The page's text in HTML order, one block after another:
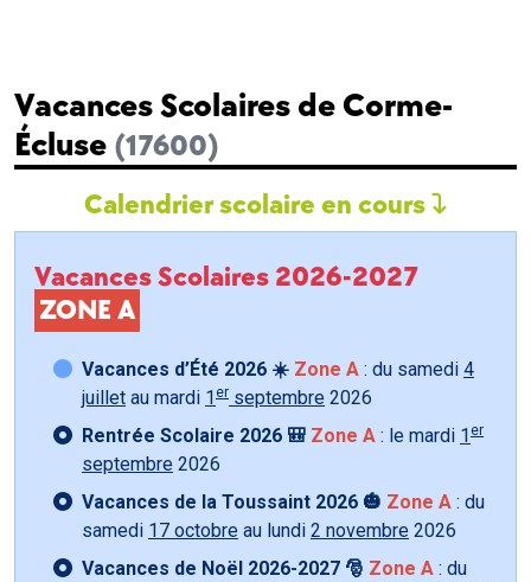
Vacances Scolaires de Corme-
Écluse (17600)
Calendrier scolaire en cours
Vacances Scolaires 2026-2027
ZONE A
Vacances d’Été 2026 ☀️ Zone A : du samedi 4
juillet au mardi 1 er septembre 2026
Rentrée Scolaire 2026 🎒 Zone A : le mardi 1 er
septembre 2026
Vacances de la Toussaint 2026 🎃 Zone A : du
samedi 17 octobre au lundi 2 novembre 2026
Vacances de Noël 2026-2027 🎅 Zone A : du